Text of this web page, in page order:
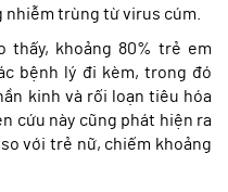
trùng từ virus cúm.
thấy, khoảng 80% trẻ em
bệnh lý đi kèm, trong đó
kinh và rối loạn tiêu hóa
cứu này cũng phát hiện ra
với trẻ nữ, chiếm khoảng